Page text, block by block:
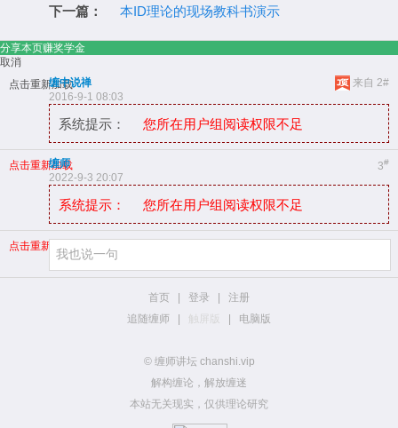
下一篇：
本ID理论的现场教科书演示
分享本页赚奖学金
取消
点击重新加载
来自 2#
缠中说禅
2016-9-1 08:03
系统提示： 您所在用户组阅读权限不足
点击重新加载 3#
缠师
2022-9-3 20:07
系统提示： 您所在用户组阅读权限不足
点击重新加载
首页 登录
注册
追随缠师
触屏版 电脑版
© 缠师讲坛 chanshi.vip
解构缠论，解放缠迷
本站无关现实，仅供理论研究